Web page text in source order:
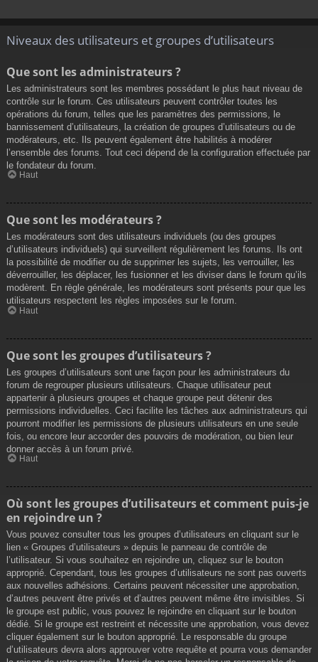
Niveaux des utilisateurs et groupes d’utilisateurs
Que sont les administrateurs ?
Les administrateurs sont les membres possédant le plus haut niveau de
contrôle sur le forum. Ces utilisateurs peuvent contrôler toutes les
opérations du forum, telles que les paramètres des permissions, le
bannissement d’utilisateurs, la création de groupes d’utilisateurs ou de
modérateurs, etc. Ils peuvent également être habilités à modérer
l’ensemble des forums. Tout ceci dépend de la configuration effectuée par
le fondateur du forum.
Haut
Que sont les modérateurs ?
Les modérateurs sont des utilisateurs individuels (ou des groupes
d’utilisateurs individuels) qui surveillent régulièrement les forums. Ils ont
la possibilité de modifier ou de supprimer les sujets, les verrouiller, les
déverrouiller, les déplacer, les fusionner et les diviser dans le forum qu’ils
modèrent. En règle générale, les modérateurs sont présents pour que les
utilisateurs respectent les règles imposées sur le forum.
Haut
Que sont les groupes d’utilisateurs ?
Les groupes d’utilisateurs sont une façon pour les administrateurs du
forum de regrouper plusieurs utilisateurs. Chaque utilisateur peut
appartenir à plusieurs groupes et chaque groupe peut détenir des
permissions individuelles. Ceci facilite les tâches aux administrateurs qui
pourront modifier les permissions de plusieurs utilisateurs en une seule
fois, ou encore leur accorder des pouvoirs de modération, ou bien leur
donner accès à un forum privé.
Haut
Où sont les groupes d’utilisateurs et comment puis-je
en rejoindre un ?
Vous pouvez consulter tous les groupes d’utilisateurs en cliquant sur le
lien « Groupes d’utilisateurs » depuis le panneau de contrôle de
l’utilisateur. Si vous souhaitez en rejoindre un, cliquez sur le bouton
approprié. Cependant, tous les groupes d’utilisateurs ne sont pas ouverts
aux nouvelles adhésions. Certains peuvent nécessiter une approbation,
d’autres peuvent être privés et d’autres peuvent même être invisibles. Si
le groupe est public, vous pouvez le rejoindre en cliquant sur le bouton
dédié. Si le groupe est restreint et nécessite une approbation, vous devez
cliquer également sur le bouton approprié. Le responsable du groupe
d’utilisateurs devra alors approuver votre requête et pourra vous demander